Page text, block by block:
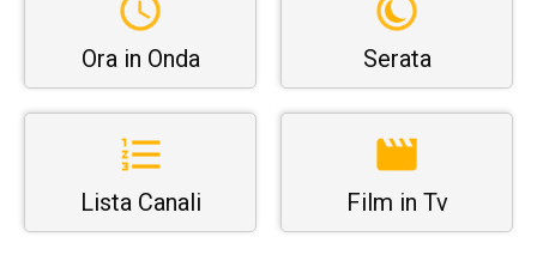
Ora in Onda Serata
Lista Canali Film in Tv